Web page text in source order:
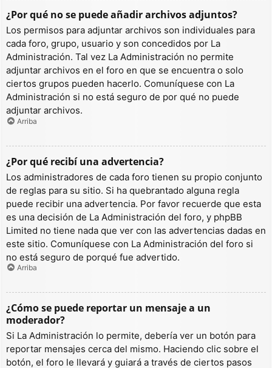
¿Por qué no se puede añadir archivos adjuntos?
Los permisos para adjuntar archivos son individuales para
cada foro, grupo, usuario y son concedidos por La
Administración. Tal vez La Administración no permite
adjuntar archivos en el foro en que se encuentra o solo
ciertos grupos pueden hacerlo. Comuníquese con La
Administración si no está seguro de por qué no puede
adjuntar archivos.
Arriba
¿Por qué recibí una advertencia?
Los administradores de cada foro tienen su propio conjunto
de reglas para su sitio. Si ha quebrantado alguna regla
puede recibir una advertencia. Por favor recuerde que esta
es una decisión de La Administración del foro, y phpBB
Limited no tiene nada que ver con las advertencias dadas en
este sitio. Comuníquese con La Administración del foro si
no está seguro de porqué fue advertido.
Arriba
¿Cómo se puede reportar un mensaje a un
moderador?
Si La Administración lo permite, debería ver un botón para
reportar mensajes cerca del mismo. Haciendo clic sobre el
botón, el foro le llevará y guiará a través de ciertos pasos